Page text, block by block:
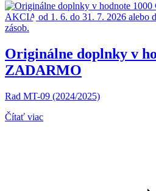
AKCIA od 1. 6. do 31. 7. 2026 alebo
zásob.
Originálne doplnky v
ZADARMO
Rad MT-09 (2024/2025)
Čítať viac